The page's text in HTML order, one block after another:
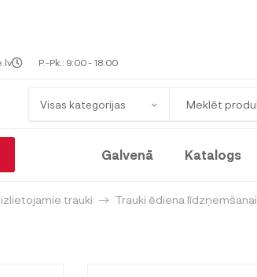
P.-Pk.: 9:00 - 18:00
Visas kategorijas
Galvenā Katalogs
trauki Trauki ēdiena līdzņemšanai